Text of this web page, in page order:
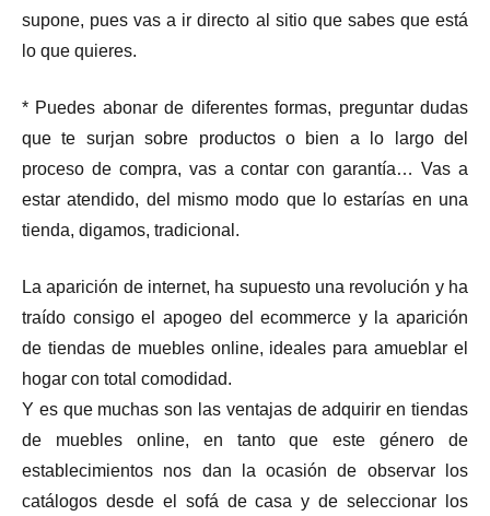
supone, pues vas a ir directo al sitio que sabes que está
lo que quieres.
* Puedes abonar de diferentes formas, preguntar dudas
que te surjan sobre productos o bien a lo largo del
proceso de compra, vas a contar con garantía… Vas a
estar atendido, del mismo modo que lo estarías en una
tienda, digamos, tradicional.
La aparición de internet, ha supuesto una revolución y ha
traído consigo el apogeo del ecommerce y la aparición
de tiendas de muebles online, ideales para amueblar el
hogar con total comodidad.
Y es que muchas son las ventajas de adquirir en tiendas
de muebles online, en tanto que este género de
establecimientos nos dan la ocasión de observar los
catálogos desde el sofá de casa y de seleccionar los